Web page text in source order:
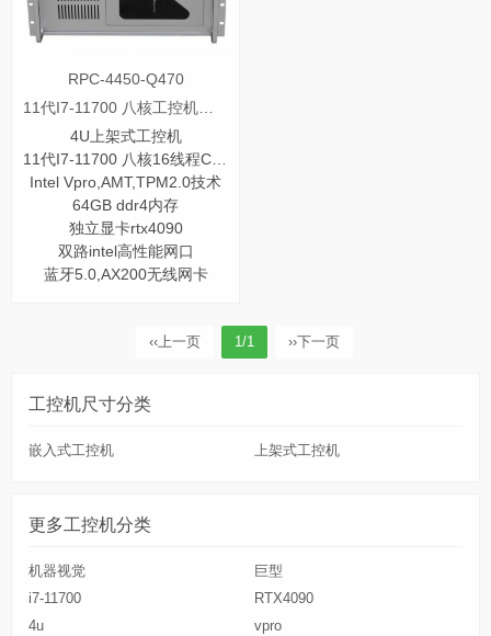
RPC-4450-Q470
4U上架式工控机
11代I7-11700 八核16线程CPU
Intel Vpro,AMT,TPM2.0技术
64GB ddr4内存
独立显卡rtx4090
双路intel高性能网口
蓝牙5.0,AX200无线网卡
‹‹上一页 1/1 ››下一页
工控机尺寸分类
嵌入式工控机 上架式工控机
更多工控机分类
机器视觉
巨型
i7-11700
RTX4090
4u
vpro